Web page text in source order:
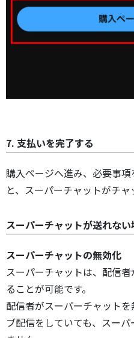
7. 支払いを完了する
購入ページへ進み、必要事
と、スーパーチャットがチャ
スーパーチャットが送れない
スーパーチャットの無効化
スーパーチャットは、配信
ることが可能です。
配信者がスーパーチャット
ブ配信をしていても、スー